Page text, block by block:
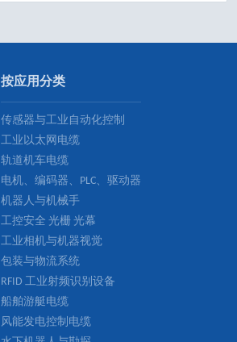
按应用分类
传感器与工业自动化控制
工业以太网电缆
轨道机车电缆
电机、编码器、PLC、驱动器
机器人与机械手
工控安全 光栅 光幕
工业相机与机器视觉
包装与物流系统
RFID 工业射频识别设备
船舶游艇电缆
风能发电控制电缆